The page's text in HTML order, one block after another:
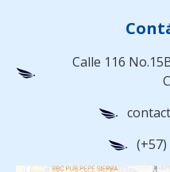
Calle 116
(+57)